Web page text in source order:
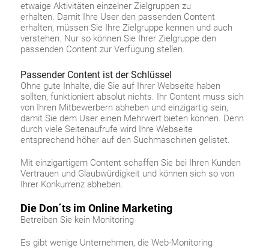
etwaige Aktivitäten einzelner Zielgruppen zu
erhalten. Damit Ihre User den passenden Content
erhalten, müssen Sie Ihre Zielgruppe kennen und auch
verstehen. Nur so können Sie Ihrer Zielgruppe den
passenden Content zur Verfügung stellen.
Passender Content ist der Schlüssel
Ohne gute Inhalte, die Sie auf Ihrer Webseite haben
sollten, funktioniert absolut nichts. Ihr Content muss sich
von Ihren Mitbewerbern abheben und einzigartig sein,
damit Sie dem User einen Mehrwert bieten können. Denn
durch viele Seitenaufrufe wird Ihre Webseite
entsprechend höher auf den Suchmaschinen gelistet.
Mit einzigartigem Content schaffen Sie bei Ihren Kunden
Vertrauen und Glaubwürdigkeit und können sich so von
Ihrer Konkurrenz abheben.
Die Don´ts im Online Marketing
Betreiben Sie kein Monitoring
Es gibt wenige Unternehmen, die Web-Monitoring